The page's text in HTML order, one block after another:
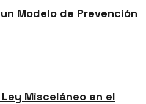
Modelo de Prevención
Misceláneo en el